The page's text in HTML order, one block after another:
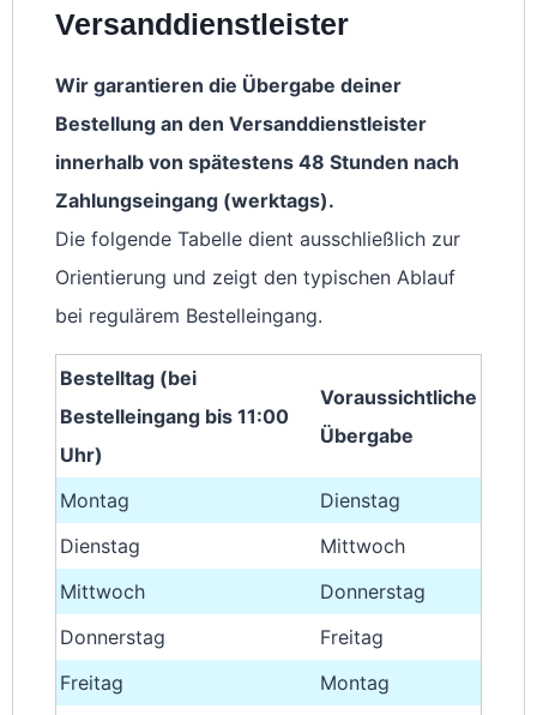
Versanddienstleister
Wir garantieren die Übergabe deiner
Bestellung an den Versanddienstleister
innerhalb von spätestens 48 Stunden nach
Zahlungseingang (werktags).
Die folgende Tabelle dient ausschließlich zur
Orientierung und zeigt den typischen Ablauf
bei regulärem Bestelleingang.
Bestelltag (bei
Bestelleingang bis 11:00
Uhr)
Voraussichtliche
Übergabe
Montag
Dienstag
Dienstag
Mittwoch
Mittwoch
Donnerstag
Donnerstag
Freitag
Freitag
Montag